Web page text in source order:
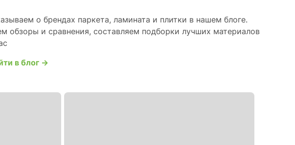
о брендах паркета, ламината и плитки в нашем блоге.
обзоры и сравнения, составляем подборки лучших материалов
в блог →